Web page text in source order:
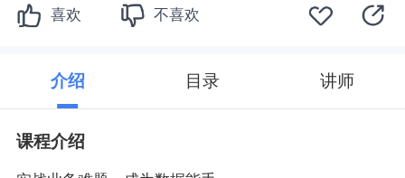
喜欢 不喜欢
介绍 目录 讲师
课程介绍